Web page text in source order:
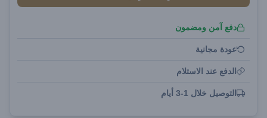
دفع آمن ومضمون
عودة مجانية
الدفع عند الاستلام
التوصيل خلال 1-3 أيام